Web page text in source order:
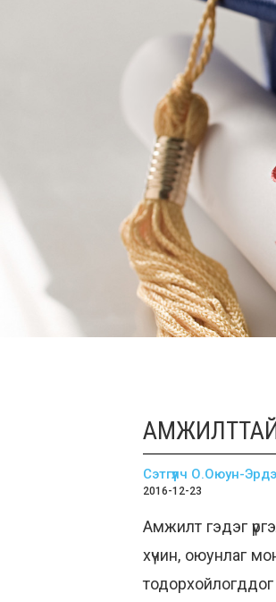
АМЖИЛТТАЙ
Сэтгүүлч О.Оюун-
2016-12-23
Амжилт гэдэг
хүчин, оюунлаг